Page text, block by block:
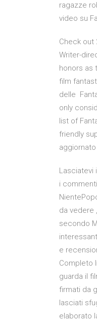
ragazze
video su
Check out
Writer-
honors as
film
delle
only
list of
friendly
Lasciatevi
i
da vedere
secondo
e
Completo
guarda il
firmati da
lasciati
elaborato